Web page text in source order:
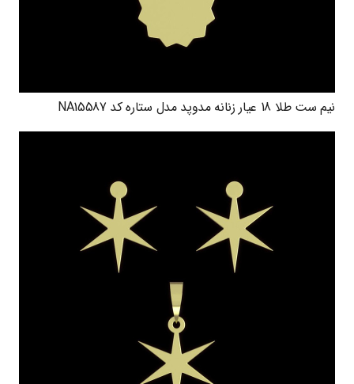
نیم ست طلا 18 عیار زنانه مدوپد مدل ستاره کد NA15587